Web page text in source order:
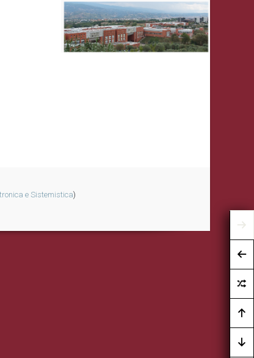
e Sistemistica)